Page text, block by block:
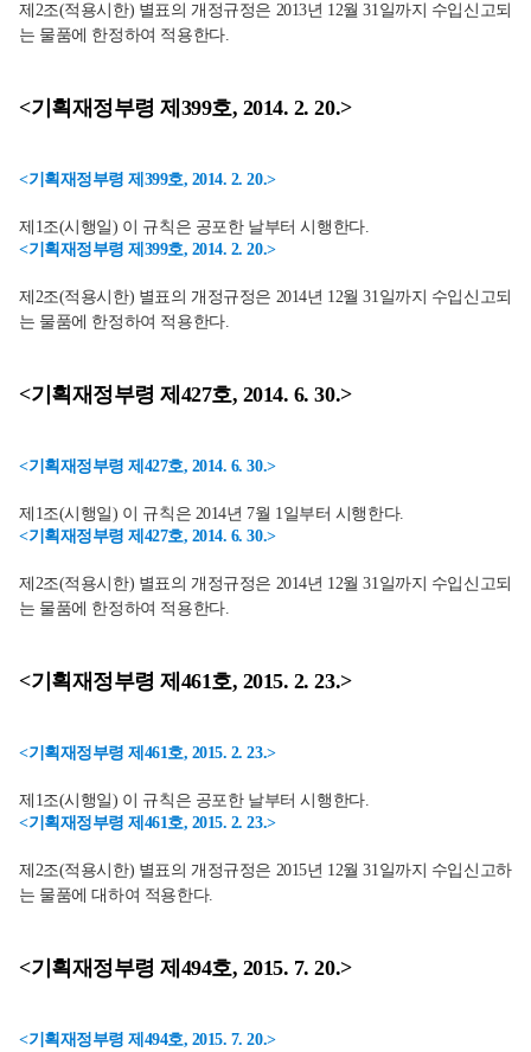
제2조(적용시한) 별표의 개정규정은 2013년 12월 31일까지 수입신고되
는 물품에 한정하여 적용한다.
<기획재정부령 제399호, 2014. 2. 20.>
<기획재정부령 제399호, 2014. 2. 20.>
제1조(시행일) 이 규칙은 공포한 날부터 시행한다.
<기획재정부령 제399호, 2014. 2. 20.>
제2조(적용시한) 별표의 개정규정은 2014년 12월 31일까지 수입신고되
는 물품에 한정하여 적용한다.
<기획재정부령 제427호, 2014. 6. 30.>
<기획재정부령 제427호, 2014. 6. 30.>
제1조(시행일) 이 규칙은 2014년 7월 1일부터 시행한다.
<기획재정부령 제427호, 2014. 6. 30.>
제2조(적용시한) 별표의 개정규정은 2014년 12월 31일까지 수입신고되
는 물품에 한정하여 적용한다.
<기획재정부령 제461호, 2015. 2. 23.>
<기획재정부령 제461호, 2015. 2. 23.>
제1조(시행일) 이 규칙은 공포한 날부터 시행한다.
<기획재정부령 제461호, 2015. 2. 23.>
제2조(적용시한) 별표의 개정규정은 2015년 12월 31일까지 수입신고하
는 물품에 대하여 적용한다.
<기획재정부령 제494호, 2015. 7. 20.>
<기획재정부령 제494호, 2015. 7. 20.>